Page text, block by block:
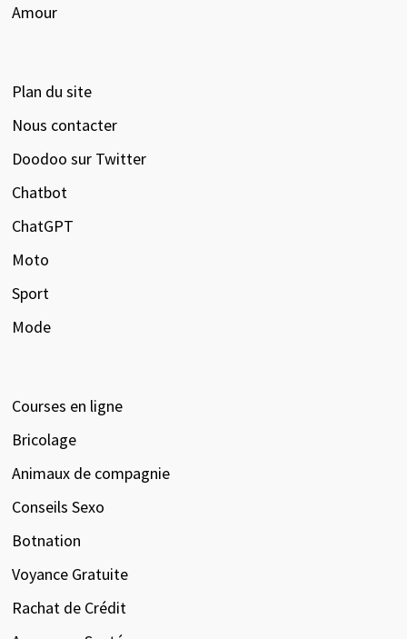
Amour
Plan du site
Nous contacter
Doodoo sur Twitter
Chatbot
ChatGPT
Moto
Sport
Mode
Courses en ligne
Bricolage
Animaux de compagnie
Conseils Sexo
Botnation
Voyance Gratuite
Rachat de Crédit